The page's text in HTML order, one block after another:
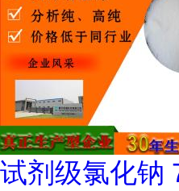
试剂级氯化钠